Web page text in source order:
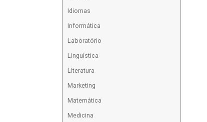
Idiomas
Informática
Laboratório
Linguística
Literatura
Marketing
Matemática
Medicina